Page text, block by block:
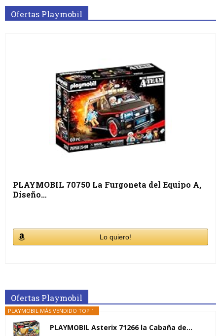
Ofertas Playmobil
PLAYMOBIL 70750 La Furgoneta del Equipo A,
Diseño…
Lo quiero!
Ofertas Playmobil
PLAYMOBIL MÁS VENDIDO TOP 1
PLAYMOBIL Asterix 71266 la Cabaña de...